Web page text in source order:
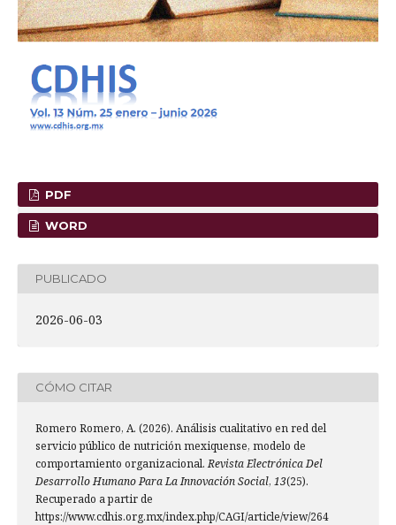
PDF
WORD
PUBLICADO
2026-06-03
CÓMO CITAR
Romero Romero, A. (2026). Análisis cualitativo en red del
servicio público de nutrición mexiquense, modelo de
comportamiento organizacional.Revista Electrónica Del
Desarrollo Humano Para La Innovación Social, 13(25).
Recuperado a partir de
https://www.cdhis.org.mx/index.php/CAGI/article/view/264